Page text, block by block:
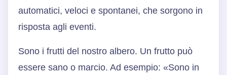
automatici, veloci e spontanei, che sorgono in
risposta agli eventi.
Sono i frutti del nostro albero. Un frutto può
essere sano o marcio. Ad esempio: «Sono in